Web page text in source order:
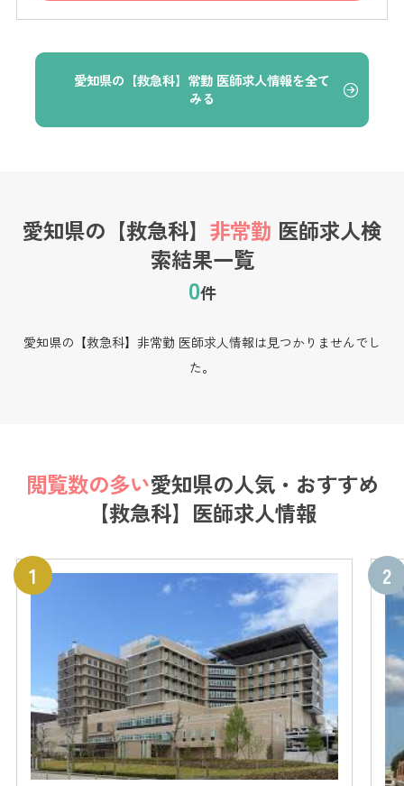
愛知県の【救急科】常勤 医師求人情報を全て
みる
愛知県の【救急科】 非常勤 医師求人検
索結果一覧
0件
愛知県の【救急科】非常勤 医師求人情報は見つかりませんでし
た。
閲覧数の多い愛知県の人気・おすすめ
【救急科】医師求人情報